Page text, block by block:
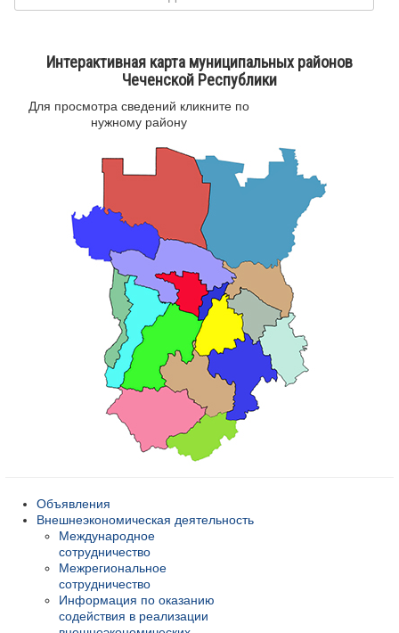
Интерактивная карта муниципальных районов
Чеченской Республики
Для просмотра сведений кликните по
нужному району
Объявления
Внешнеэкономическая деятельность
Международное
сотрудничество
Межрегиональное
сотрудничество
Информация по оказанию
содействия в реализации